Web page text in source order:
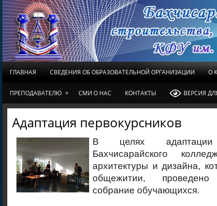
ГЛАВНАЯ СВЕДЕНИЯ ОБ ОБРАЗОВАТЕЛЬНОЙ ОРГАНИЗАЦИИ О
ПРЕПОДАВАТЕЛЮ » СМИ О НАС КОНТАКТЫ ВЕРСИЯ
Адаптация первокурсников
В целях адаптации
Бахчисарайского
архитектуры и дизайна,
общежитии, проведено
собрание обучающихся.